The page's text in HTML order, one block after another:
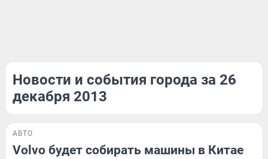
Новости и события города за 26
декабря 2013
АВТО
Volvo будет собирать машины в Китае